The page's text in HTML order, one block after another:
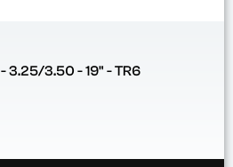
Pneu - Fond de jante - 3.25/3.50 - 19" - TR6